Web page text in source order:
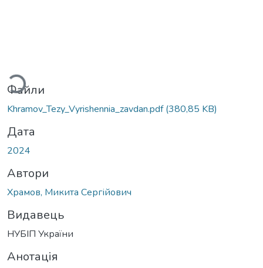
Файли
Khramov_Tezy_Vyrishennia_zavdan.pdf(380,85 KB)
Дата
2024
Автори
Храмов, Микита Сергійович
Видавець
НУБІП України
Анотація